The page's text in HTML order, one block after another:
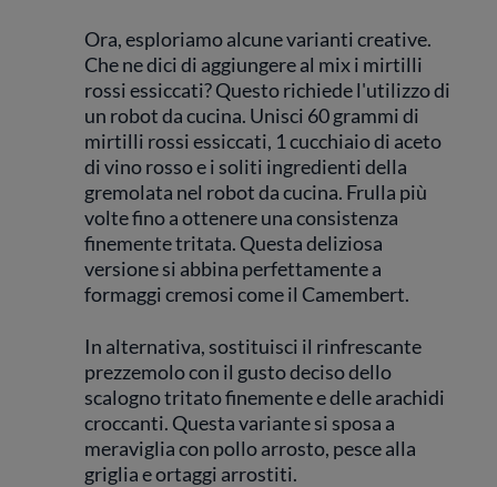
Ora, esploriamo alcune varianti creative.
Che ne dici di aggiungere al mix i mirtilli
rossi essiccati? Questo richiede l'utilizzo di
un robot da cucina. Unisci 60 grammi di
mirtilli rossi essiccati, 1 cucchiaio di aceto
di vino rosso e i soliti ingredienti della
gremolata nel robot da cucina. Frulla più
volte fino a ottenere una consistenza
finemente tritata. Questa deliziosa
versione si abbina perfettamente a
formaggi cremosi come il Camembert.
In alternativa, sostituisci il rinfrescante
prezzemolo con il gusto deciso dello
scalogno tritato finemente e delle arachidi
croccanti. Questa variante si sposa a
meraviglia con pollo arrosto, pesce alla
griglia e ortaggi arrostiti.